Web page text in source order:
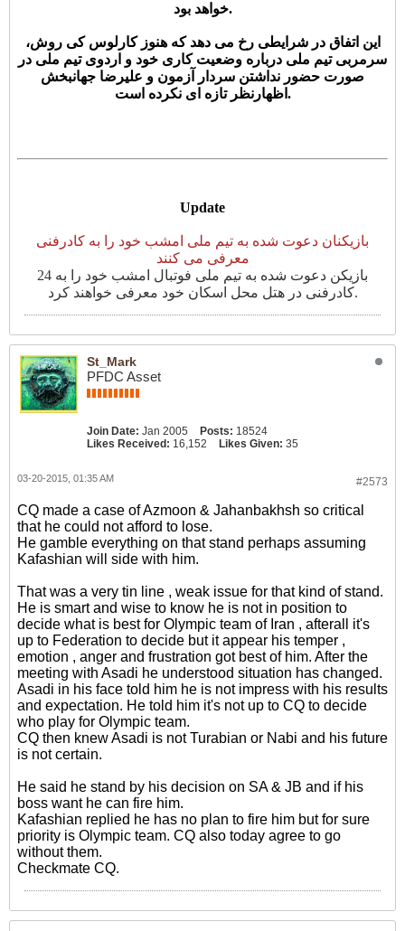
خواهد بود.
این اتفاق در شرایطی رخ می دهد که هنوز کارلوس کی روش،
سرمربی تیم ملی درباره وضعیت کاری خود و اردوی تیم ملی در
صورت حضور نداشتن سردار آزمون و علیرضا جهانبخش
اظهارنظر تازه ای نکرده است.
Update
بازیکنان دعوت شده به تیم ملی امشب خود را به کادرفنی
معرفی می کنند
24 بازیکن دعوت شده به تیم ملی فوتبال امشب خود را به
کادرفنی در هتل محل اسکان خود معرفی خواهند کرد.
St_Mark
PFDC Asset
Join Date: Jan 2005 Posts: 18524
Likes Received: 16,152 Likes Given: 35
#2573
03-20-2015, 01:35 AM
CQ made a case of Azmoon & Jahanbakhsh so critical
that he could not afford to lose.
He gamble everything on that stand perhaps assuming
Kafashian will side with him.
That was a very tin line , weak issue for that kind of stand.
He is smart and wise to know he is not in position to
decide what is best for Olympic team of Iran , afterall it's
up to Federation to decide but it appear his temper ,
emotion , anger and frustration got best of him. After the
meeting with Asadi he understood situation has changed.
Asadi in his face told him he is not impress with his results
and expectation. He told him it's not up to CQ to decide
who play for Olympic team.
CQ then knew Asadi is not Turabian or Nabi and his future
is not certain.
He said he stand by his decision on SA & JB and if his
boss want he can fire him.
Kafashian replied he has no plan to fire him but for sure
priority is Olympic team. CQ also today agree to go
without them.
Checkmate CQ.